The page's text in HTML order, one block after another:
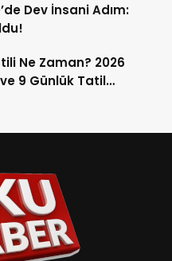
Dev İnsani Adım:
Ne Zaman? 2026
9 Günlük Tatil